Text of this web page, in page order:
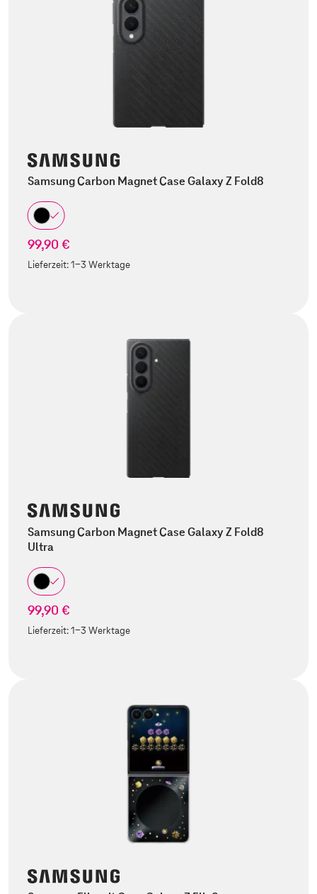
Samsung Carbon Magnet Case Galaxy Z Fold8
99,90 €
Lieferzeit:1-3 Werktage
Samsung Carbon Magnet Case Galaxy Z Fold8
Ultra
99,90 €
Lieferzeit:1-3 Werktage